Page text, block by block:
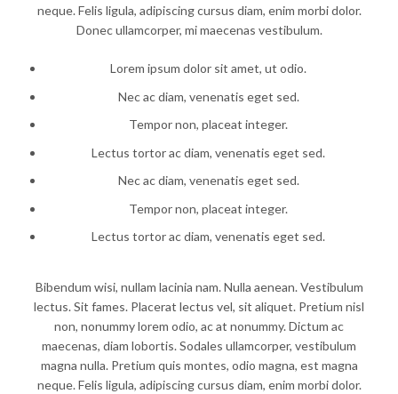
neque. Felis ligula, adipiscing cursus diam, enim morbi dolor.
Donec ullamcorper, mi maecenas vestibulum.
Lorem ipsum dolor sit amet, ut odio.
Nec ac diam, venenatis eget sed.
Tempor non, placeat integer.
Lectus tortor ac diam, venenatis eget sed.
Nec ac diam, venenatis eget sed.
Tempor non, placeat integer.
Lectus tortor ac diam, venenatis eget sed.
Bibendum wisi, nullam lacinia nam. Nulla aenean. Vestibulum
lectus. Sit fames. Placerat lectus vel, sit aliquet. Pretium nisl
non, nonummy lorem odio, ac at nonummy. Dictum ac
maecenas, diam lobortis. Sodales ullamcorper, vestibulum
magna nulla. Pretium quis montes, odio magna, est magna
neque. Felis ligula, adipiscing cursus diam, enim morbi dolor.